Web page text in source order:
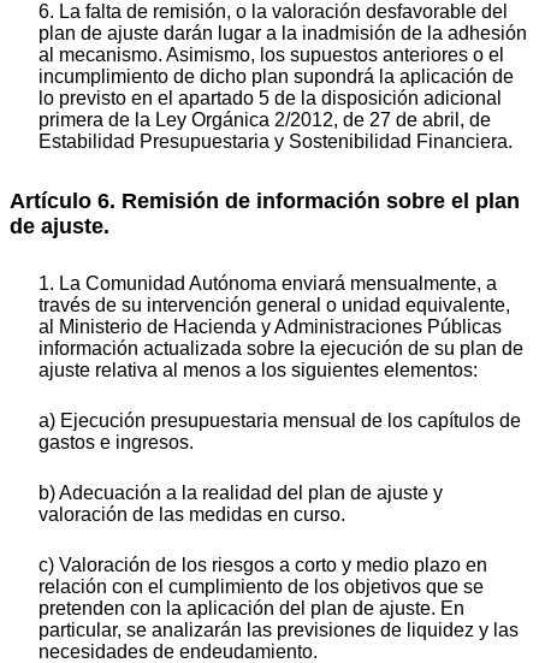
6. La falta de remisión, o la valoración desfavorable del
plan de ajuste darán lugar a la inadmisión de la adhesión
al mecanismo. Asimismo, los supuestos anteriores o el
incumplimiento de dicho plan supondrá la aplicación de
lo previsto en el apartado 5 de la disposición adicional
primera de la Ley Orgánica 2/2012, de 27 de abril, de
Estabilidad Presupuestaria y Sostenibilidad Financiera.
Artículo 6. Remisión de información sobre el plan
de ajuste.
1. La Comunidad Autónoma enviará mensualmente, a
través de su intervención general o unidad equivalente,
al Ministerio de Hacienda y Administraciones Públicas
información actualizada sobre la ejecución de su plan de
ajuste relativa al menos a los siguientes elementos:
a) Ejecución presupuestaria mensual de los capítulos de
gastos e ingresos.
b) Adecuación a la realidad del plan de ajuste y
valoración de las medidas en curso.
c) Valoración de los riesgos a corto y medio plazo en
relación con el cumplimiento de los objetivos que se
pretenden con la aplicación del plan de ajuste. En
particular, se analizarán las previsiones de liquidez y las
necesidades de endeudamiento.